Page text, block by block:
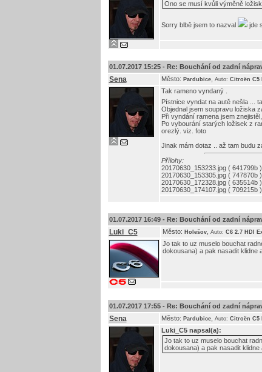
Ono se musí kvůli výměně
Sorry blbě jsem to nazval jde
01.07.2017 15:25 - Re: Bouchání od zadní
Sena Město: Pardubice, Auto: Citroën C5
Tak rameno vyndaný .
Pístnice vyndat na autě nešla ...
Objednal jsem soupravu ložiska
Při vyndání ramena jsem
Po vybourání starých ložisek z
orezlý. viz. foto
Jinak mám dotaz .. až tam budu
Přílohy:
20170630_153233.jpg ( 641799b
20170630_153305.jpg ( 747870b
20170630_172328.jpg ( 635514b
20170630_174107.jpg ( 709215b
01.07.2017 16:49 - Re: Bouchání od zadní
Luki_C5 Město: Holešov, Auto: C6 2.7 HDI
Jo tak to uz muselo bouchat
dokousana) a pak nasadit klidne
01.07.2017 17:55 - Re: Bouchání od zadní
Sena Město: Pardubice, Auto: Citroën C5
Luki_C5napsal(a):
Jo tak to uz muselo bouchat
dokousana) a pak nasadit